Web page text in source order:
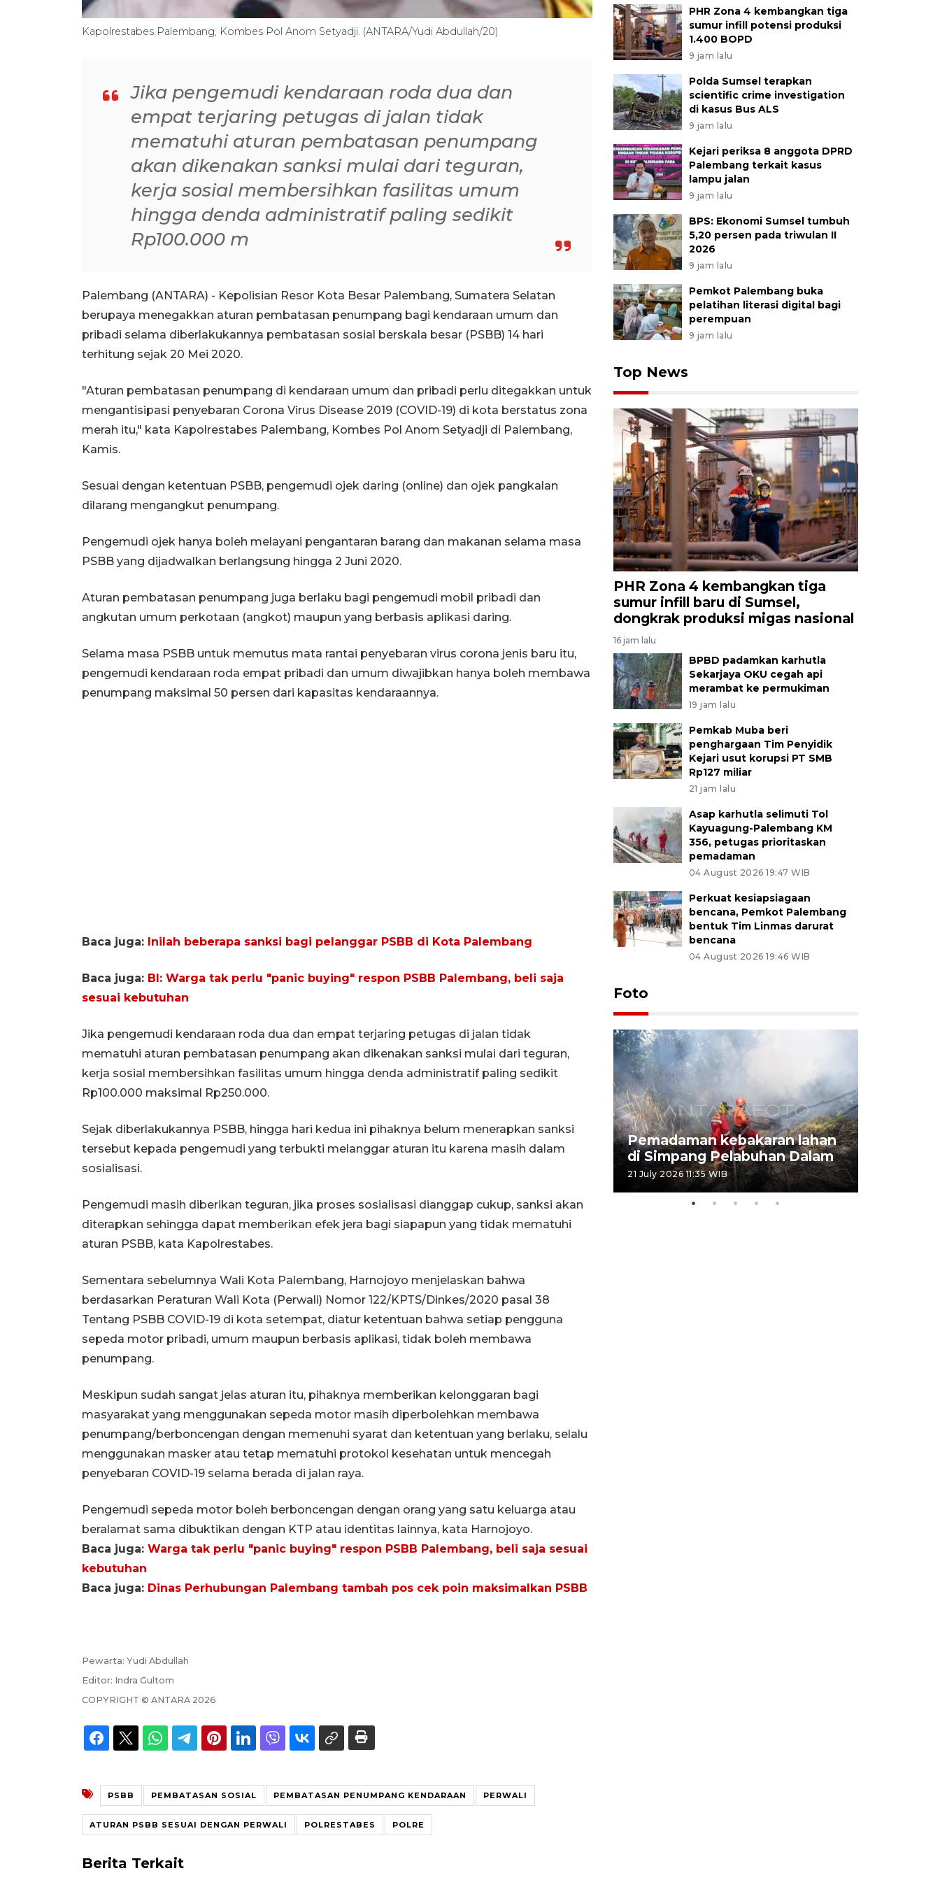
Kapolrestabes Palembang, Kombes Pol Anom Setyadji. (ANTARA/Yudi Abdullah/20)
Jika pengemudi kendaraan roda dua dan
empat terjaring petugas di jalan tidak
mematuhi aturan pembatasan penumpang
akan dikenakan sanksi mulai dari teguran,
kerja sosial membersihkan fasilitas umum
hingga denda administratif paling sedikit
Rp100.000 m
Palembang (ANTARA) - Kepolisian Resor Kota Besar Palembang, Sumatera Selatan
berupaya menegakkan aturan pembatasan penumpang bagi kendaraan umum dan
pribadi selama diberlakukannya pembatasan sosial berskala besar (PSBB) 14 hari
terhitung sejak 20 Mei 2020.
"Aturan pembatasan penumpang di kendaraan umum dan pribadi perlu ditegakkan untuk
mengantisipasi penyebaran Corona Virus Disease 2019 (COVID-19) di kota berstatus zona
merah itu," kata Kapolrestabes Palembang, Kombes Pol Anom Setyadji di Palembang,
Kamis.
Sesuai dengan ketentuan PSBB, pengemudi ojek daring (online) dan ojek pangkalan
dilarang mengangkut penumpang.
Pengemudi ojek hanya boleh melayani pengantaran barang dan makanan selama masa
PSBB yang dijadwalkan berlangsung hingga 2 Juni 2020.
Aturan pembatasan penumpang juga berlaku bagi pengemudi mobil pribadi dan
angkutan umum perkotaan (angkot) maupun yang berbasis aplikasi daring.
Selama masa PSBB untuk memutus mata rantai penyebaran virus corona jenis baru itu,
pengemudi kendaraan roda empat pribadi dan umum diwajibkan hanya boleh membawa
penumpang maksimal 50 persen dari kapasitas kendaraannya.
Baca juga: Inilah beberapa sanksi bagi pelanggar PSBB di Kota Palembang
Baca juga: BI: Warga tak perlu "panic buying" respon PSBB Palembang, beli saja
sesuai kebutuhan
Jika pengemudi kendaraan roda dua dan empat terjaring petugas di jalan tidak
mematuhi aturan pembatasan penumpang akan dikenakan sanksi mulai dari teguran,
kerja sosial membersihkan fasilitas umum hingga denda administratif paling sedikit
Rp100.000 maksimal Rp250.000.
Sejak diberlakukannya PSBB, hingga hari kedua ini pihaknya belum menerapkan sanksi
tersebut kepada pengemudi yang terbukti melanggar aturan itu karena masih dalam
sosialisasi.
Pengemudi masih diberikan teguran, jika proses sosialisasi dianggap cukup, sanksi akan
diterapkan sehingga dapat memberikan efek jera bagi siapapun yang tidak mematuhi
aturan PSBB, kata Kapolrestabes.
Sementara sebelumnya Wali Kota Palembang, Harnojoyo menjelaskan bahwa
berdasarkan Peraturan Wali Kota (Perwali) Nomor 122/KPTS/Dinkes/2020 pasal 38
Tentang PSBB COVID-19 di kota setempat, diatur ketentuan bahwa setiap pengguna
sepeda motor pribadi, umum maupun berbasis aplikasi, tidak boleh membawa
penumpang.
Meskipun sudah sangat jelas aturan itu, pihaknya memberikan kelonggaran bagi
masyarakat yang menggunakan sepeda motor masih diperbolehkan membawa
penumpang/berboncengan dengan memenuhi syarat dan ketentuan yang berlaku, selalu
menggunakan masker atau tetap mematuhi protokol kesehatan untuk mencegah
penyebaran COVID-19 selama berada di jalan raya.
Pengemudi sepeda motor boleh berboncengan dengan orang yang satu keluarga atau
beralamat sama dibuktikan dengan KTP atau identitas lainnya, kata Harnojoyo.
Baca juga: Warga tak perlu "panic buying" respon PSBB Palembang, beli saja sesuai
kebutuhan
Baca juga: Dinas Perhubungan Palembang tambah pos cek poin maksimalkan PSBB
Pewarta: Yudi Abdullah
Editor: Indra Gultom
COPYRIGHT © ANTARA 2026
PSBB PEMBATASAN SOSIAL PEMBATASAN PENUMPANG KENDARAAN PERWALI
ATURAN PSBB SESUAI DENGAN PERWALI POLRESTABES POLRE
Berita Terkait
PHR Zona 4 kembangkan tiga
sumur infill potensi produksi
1.400 BOPD
9 jam lalu
Polda Sumsel terapkan
scientific crime investigation
di kasus Bus ALS
9 jam lalu
Kejari periksa 8 anggota DPRD
Palembang terkait kasus
lampu jalan
9 jam lalu
BPS: Ekonomi Sumsel tumbuh
5,20 persen pada triwulan II
2026
9 jam lalu
Pemkot Palembang buka
pelatihan literasi digital bagi
perempuan
9 jam lalu
Top News
PHR Zona 4 kembangkan tiga
sumur infill baru di Sumsel,
dongkrak produksi migas nasional
16 jam lalu
BPBD padamkan karhutla
Sekarjaya OKU cegah api
merambat ke permukiman
19 jam lalu
Pemkab Muba beri
penghargaan Tim Penyidik
Kejari usut korupsi PT SMB
Rp127 miliar
21 jam lalu
Asap karhutla selimuti Tol
Kayuagung-Palembang KM
356, petugas prioritaskan
pemadaman
04 August 2026 19:47 WIB
Perkuat kesiapsiagaan
bencana, Pemkot Palembang
bentuk Tim Linmas darurat
bencana
04 August 2026 19:46 WIB
Foto
Alokasi anggaran untuk bibit
kopi arabika Gayo
Pemadaman kebakaran lahan
di Simpang Pelabuhan Dalam
21 July 2026 11:35 WIB